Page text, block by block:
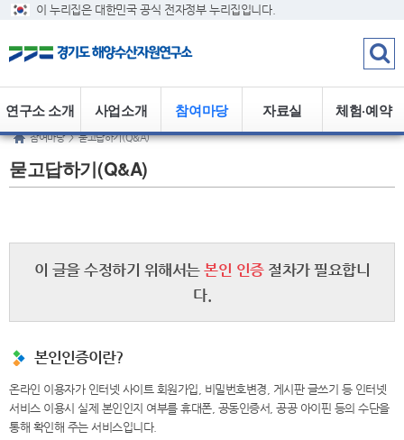
이 누리집은 대한민국 공식 전자정부 누리집입니다.
체험·예약
자료실
참여마당
사업소개
연구소 소개
참여마당 > 묻고답하기(Q&A)
묻고답하기(Q&A)
이 글을 수정하기 위해서는본인 인증절차가 필요합니
다.
본인인증이란?
온라인 이용자가 인터넷 사이트 회원가입, 비밀번호변경, 게시판 글쓰기 등 인터넷
서비스 이용시 실제 본인인지 여부를 휴대폰, 공동인증서, 공공 아이핀 등의 수단을
통해 확인해 주는 서비스입니다.